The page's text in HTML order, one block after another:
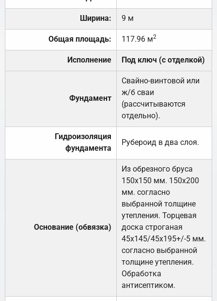
Ширина: 9 м
Общая площадь: 117.96 м2
Исполнение Под ключ (с отделкой)
Фундамент
Свайно-винтовой или
ж/б сваи
(рассчитываются
отдельно).
Гидроизоляция
фундамента
Рубероид в два слоя.
Основание (обвязка)
Из обрезного бруса
150х150 мм. 150х200
мм. согласно
выбранной толщине
утепления. Торцевая
доска строганая
45х145/45х195+/-5 мм.
согласно выбранной
толщине утепления.
Обработка
антисептиком.